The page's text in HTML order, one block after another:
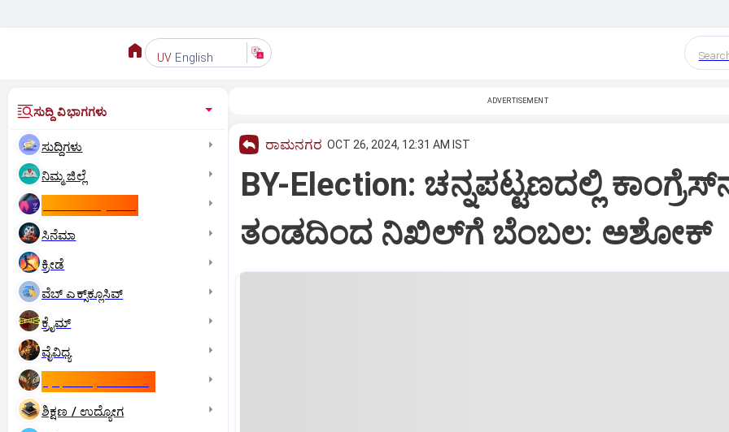
UV English
ಸುದ್ದಿ ವಿಭಾಗಗಳು
ಸುದ್ದಿಗಳು
ನಿಮ್ಮ ಜಿಲ್ಲೆ
ಸಿನೆಮಾ
ಕ್ರೀಡೆ
ವೆಬ್ ಎಕ್ಸ್‌ಕ್ಲೂಸಿವ್
ಕ್ರೈಮ್
ವೈವಿಧ್ಯ
ಶಿಕ್ಷಣ / ಉದ್ಯೋಗ
ADVERTISEMENT
ರಾಮನಗರ OCT 26, 2024, 12:31 AM IST
BY-Election: ಚನ್ನಪಟ್ಟಣದಲ್ಲಿ
ತಂಡದಿಂದ ನಿಖಿಲ್‌ಗೆ ಬೆಂಬಲ: ಅಶೋಕ್‌